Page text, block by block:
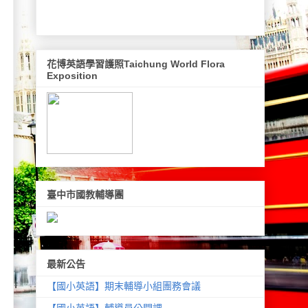
花博英語學習護照Taichung World Flora
Exposition
臺中市國教輔導團
最新公告
【國小英語】期末輔導小組團務會議